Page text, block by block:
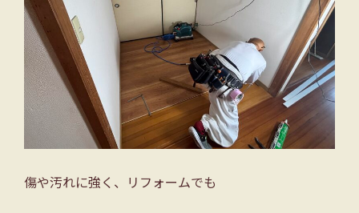
傷や汚れに強く、リフォームでも